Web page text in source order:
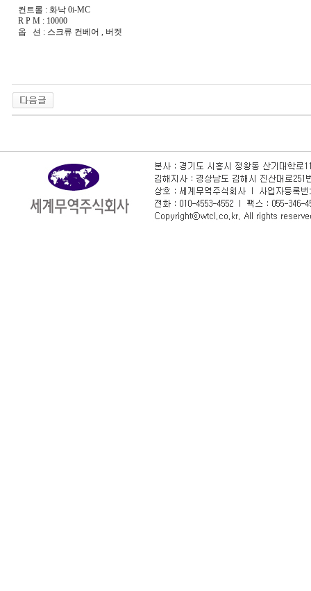
컨트롤 : 화낙 0i-MC
R P M : 10000
옵 션 : 스크류 컨베어 , 버켓